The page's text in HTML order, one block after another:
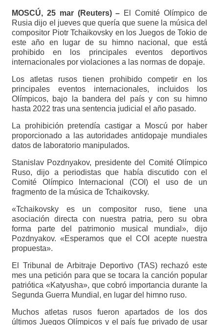
MOSCÚ, 25 mar (Reuters) – El Comité Olímpico de
Rusia dijo el jueves que quería que suene la música del
compositor Piotr Tchaikovsky en los Juegos de Tokio de
este año en lugar de su himno nacional, que está
prohibido en los principales eventos deportivos
internacionales por violaciones a las normas de dopaje.
Los atletas rusos tienen prohibido competir en los
principales eventos internacionales, incluidos los
Olímpicos, bajo la bandera del país y con su himno
hasta 2022 tras una sentencia judicial el año pasado.
La prohibición pretendía castigar a Moscú por haber
proporcionado a las autoridades antidopaje mundiales
datos de laboratorio manipulados.
Stanislav Pozdnyakov, presidente del Comité Olímpico
Ruso, dijo a periodistas que había discutido con el
Comité Olímpico Internacional (COI) el uso de un
fragmento de la música de Tchaikovsky.
«Tchaikovsky es un compositor ruso, tiene una
asociación directa con nuestra patria, pero su obra
forma parte del patrimonio musical mundial», dijo
Pozdnyakov. «Esperamos que el COI acepte nuestra
propuesta».
El Tribunal de Arbitraje Deportivo (TAS) rechazó este
mes una petición para que se tocara la canción popular
patriótica «Katyusha», que cobró importancia durante la
Segunda Guerra Mundial, en lugar del himno ruso.
Muchos atletas rusos fueron apartados de los dos
últimos Juegos Olímpicos y el país fue privado de usar